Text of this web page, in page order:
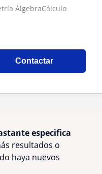
ÁlgebraCálculo
Contactar
especifica
resultados o
haya nuevos